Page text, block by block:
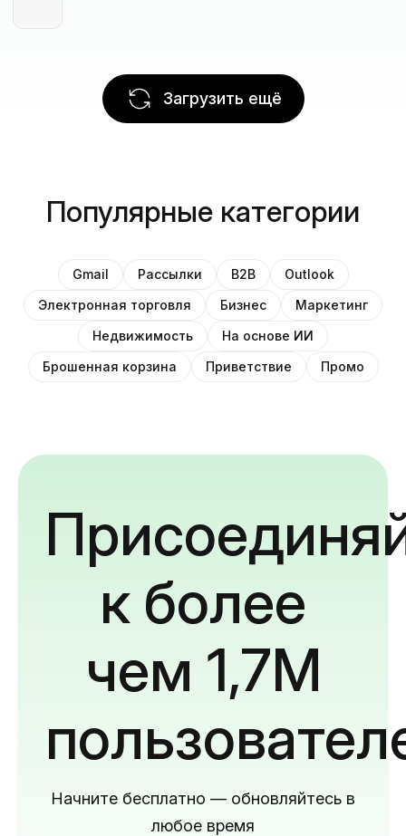
Загрузить ещё
Популярные категории
Gmail Рассылки B2B
Outlook
Электронная торговля
Бизнес
Маркетинг
Недвижимость
На основе ИИ
Брошенная корзина
Приветствие Промо
к более
чем 1,7M
Начните бесплатно — обновляйтесь в
любое время